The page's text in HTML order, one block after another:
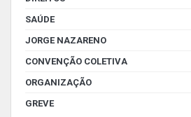
SAÚDE
JORGE NAZARENO
CONVENÇÃO COLETIVA
ORGANIZAÇÃO
GREVE